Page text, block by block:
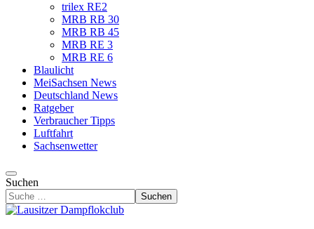
trilex RE2
MRB RB 30
MRB RB 45
MRB RE 3
MRB RE 6
Blaulicht
MeiSachsen News
Deutschland News
Ratgeber
Verbraucher Tipps
Luftfahrt
Sachsenwetter
Suchen
Suchen